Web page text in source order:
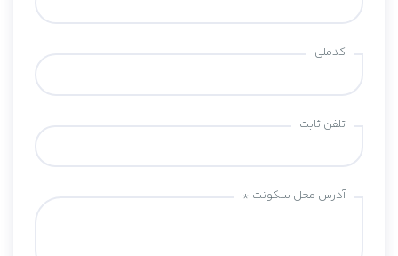
کدملی
تلفن ثابت
آدرس محل سکونت *